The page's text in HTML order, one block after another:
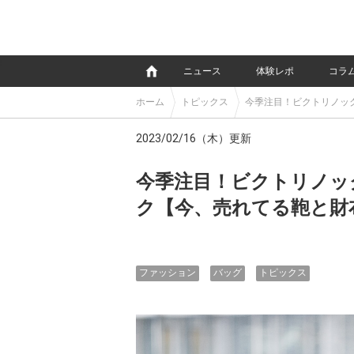
ニュース 体験レポ コラ
ホーム トピックス 今季注目！ビクトリノッ
2023/02/16（木）更新
今季注目！ビクトリノ
ク【今、売れてる鞄と
ファッション バッグ トピックス